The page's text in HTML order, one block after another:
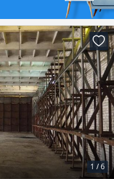
1 /6